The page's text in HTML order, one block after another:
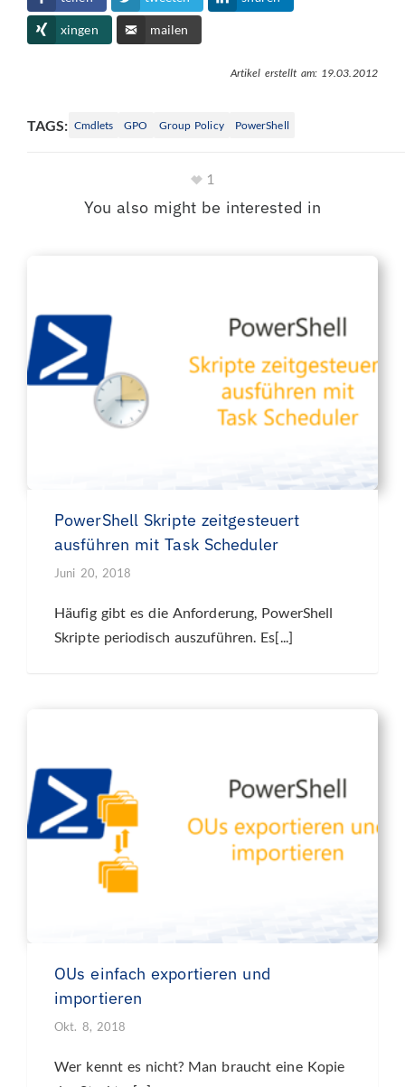
xingen mailen
Artikel erstellt am: 19.03.2012
TAGS: Cmdlets GPO Group Policy PowerShell
1
You also might be interested in
PowerShell Skripte zeitgesteuert
ausführen mit Task Scheduler
Juni 20, 2018
Häufig gibt es die Anforderung, PowerShell
Skripte periodisch auszuführen. Es[...]
OUs einfach exportieren und
importieren
Okt. 8, 2018
Wer kennt es nicht? Man braucht eine Kopie